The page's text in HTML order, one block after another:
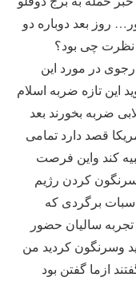
روز بعد دوباره دو
نظرت چی بود؟
در مورد این
این تازه ضربه اسلام
ضربه بخورند بعد
قصد دارد تمامی
کند واین فرصت
کردن رژیم
برگردی که
سالیان حضور
وسرنگون کردید من
ازما گفتن بود